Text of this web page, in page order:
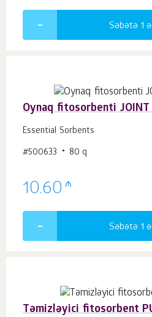
Səbətə 1
Oynaq fitosorbenti JOINT
Essential Sorbents
#500633 80 q
10.60 ₼
Səbətə 1
Təmizləyici fitosorbent